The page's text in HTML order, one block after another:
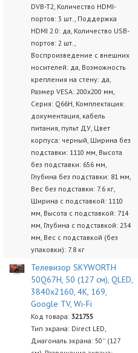
DVB-T2, Количество HDMI-
портов: 3 шт., Поддержка
HDMI 2.0: да, Количество USB-
портов: 2 шт.,
Воспроизведение с внешних
носителей: да, Возможность
крепления на стену: да,
Размер VESA: 200x200 мм,
Серия: Q66H, Комплектация:
документация, кабель
питания, пульт ДУ, Цвет
корпуса: черный, Ширина без
подставки: 1110 мм, Высота
без подставки: 656 мм,
Глубина без подставки: 81 мм,
Вес без подставки: 7.6 кг,
Ширина с подставкой: 1110
мм, Высота с подставкой: 714
мм, Глубина с подставкой: 234
мм, Вес с подставкой (без
упаковки): 7.8 кг
Телевизор SKYWORTH
50Q67H, 50 (127 см), QLED,
3840x2160, 4K, 169,
Google TV, Wi-Fi
Код товара: 321755
Тип экрана: Direct LED,
Диагональ экрана: 50'' (127